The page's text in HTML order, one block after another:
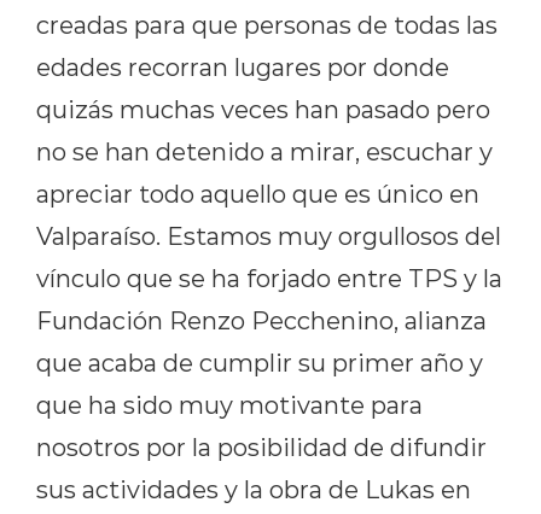
creadas para que personas de todas las
edades recorran lugares por donde
quizás muchas veces han pasado pero
no se han detenido a mirar, escuchar y
apreciar todo aquello que es único en
Valparaíso. Estamos muy orgullosos del
vínculo que se ha forjado entre TPS y la
Fundación Renzo Pecchenino, alianza
que acaba de cumplir su primer año y
que ha sido muy motivante para
nosotros por la posibilidad de difundir
sus actividades y la obra de Lukas en